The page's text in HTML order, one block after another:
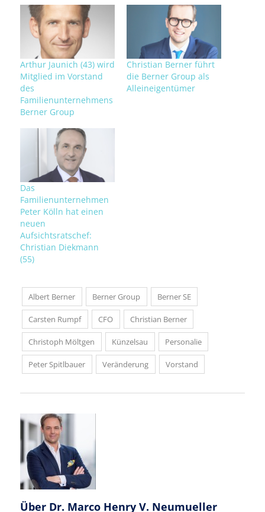
Arthur Jaunich (43) wird
Mitglied im Vorstand
des
Familienunternehmens
Berner Group
Christian Berner führt
die Berner Group als
Alleineigentümer
Das
Familienunternehmen
Peter Kölln hat einen
neuen
Aufsichtsratschef:
Christian Diekmann
(55)
Albert Berner Berner Group Berner SE
Carsten Rumpf CFO Christian Berner
Christoph Möltgen Künzelsau Personalie
Peter Spitlbauer Veränderung Vorstand
Über Dr. Marco Henry V. Neumueller